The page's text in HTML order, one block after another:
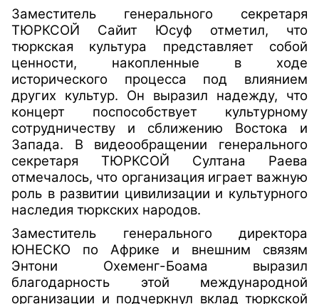
Заместитель генерального секретаря
ТЮРКСОЙ Сайит Юсуф отметил, что
тюркская культура представляет собой
ценности, накопленные в ходе
исторического процесса под влиянием
других культур. Он выразил надежду, что
концерт поспособствует культурному
сотрудничеству и сближению Востока и
Запада. В видеообращении генерального
секретаря ТЮРКСОЙ Султана Раева
отмечалось, что организация играет важную
роль в развитии цивилизации и культурного
наследия тюркских народов.
Заместитель генерального директора
ЮНЕСКО по Африке и внешним связям
Энтони Охеменг-Боама выразил
благодарность этой международной
организации и подчеркнул вклад тюркской